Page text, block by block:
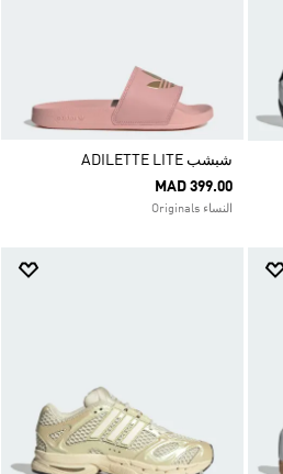
شبشب ADILETTE LITE
MAD 399.00
النساء Originals